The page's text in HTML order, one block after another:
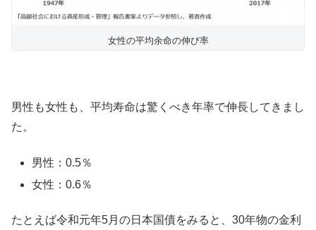
女性の平均余命の伸び率
男性も女性も、平均寿命は驚くべき年率で伸長してきまし
た。
男性：0.5％
女性：0.6％
たとえば令和元年5月の日本国債をみると、30年物の金利